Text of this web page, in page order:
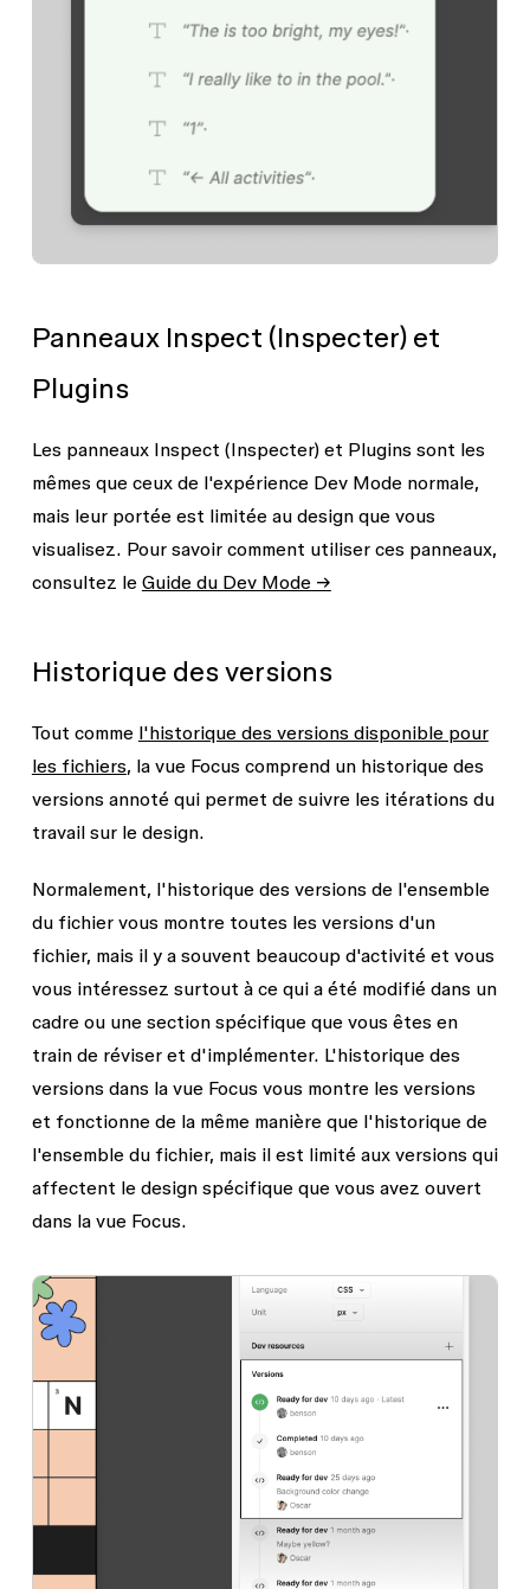
Panneaux Inspect (Inspecter) et
Plugins
Les panneaux Inspect (Inspecter) et Pluginssont les
mêmes que ceux de l'expérience Dev Mode normale,
mais leur portée est limitée au design que vous
visualisez. Pour savoir comment utiliser ces panneaux,
consultez le Guide du Dev Mode →
Historique des versions
Tout comme l'historique des versions disponible pour
les fichiers, la vue Focus comprend un historique des
versions annoté qui permet de suivre les itérations du
travail sur le design.
Normalement, l'historique des versions de l'ensemble
du fichier vous montre toutes les versions d'un
fichier, mais il y a souvent beaucoup d'activité et vous
vous intéressez surtout à ce qui a été modifié dans un
cadre ou une section spécifique que vous êtes en
train de réviser et d'implémenter. L'historique des
versions dans la vue Focus vous montre les versions
et fonctionne de la même manière que l'historique de
l'ensemble du fichier, mais il est limité aux versions qui
affectent le design spécifique que vous avez ouvert
dans la vue Focus.